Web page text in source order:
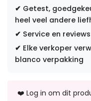
✔ Getest,
heel veel andere
✔ Service en
✔ Elke verkoper
blanco verpakking